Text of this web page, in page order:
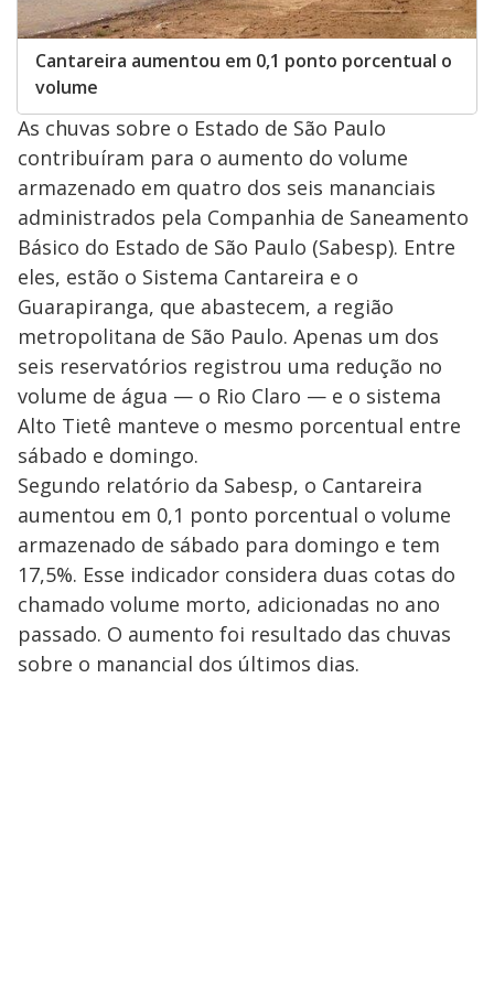
Cantareira aumentou em 0,1 ponto porcentual o
volume
As chuvas sobre o Estado de São Paulo
contribuíram para o aumento do volume
armazenado em quatro dos seis mananciais
administrados pela Companhia de Saneamento
Básico do Estado de São Paulo (Sabesp). Entre
eles, estão o Sistema Cantareira e o
Guarapiranga, que abastecem, a região
metropolitana de São Paulo. Apenas um dos
seis reservatórios registrou uma redução no
volume de água — o Rio Claro — e o sistema
Alto Tietê manteve o mesmo porcentual entre
sábado e domingo.
Segundo relatório da Sabesp, o Cantareira
aumentou em 0,1 ponto porcentual o volume
armazenado de sábado para domingo e tem
17,5%. Esse indicador considera duas cotas do
chamado volume morto, adicionadas no ano
passado. O aumento foi resultado das chuvas
sobre o manancial dos últimos dias.